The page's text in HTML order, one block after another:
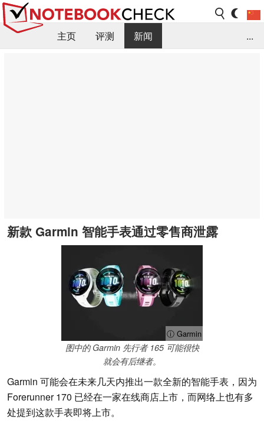
主页 评测
新闻
...
新款 Garmin 智能手表通过零售商泄露
ⓘ Garmin
图中的 Garmin 先行者 165 可能很快
就会有后继者。
Garmin 可能会在未来几天内推出一款全新的智能手表，因为
Forerunner 170 已经在一家在线商店上市，而网络上也有多
处提到这款手表即将上市。